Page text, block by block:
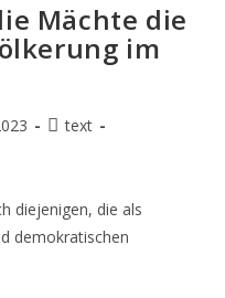
Mächte die
im
text
diejenigen, die als
demokratischen